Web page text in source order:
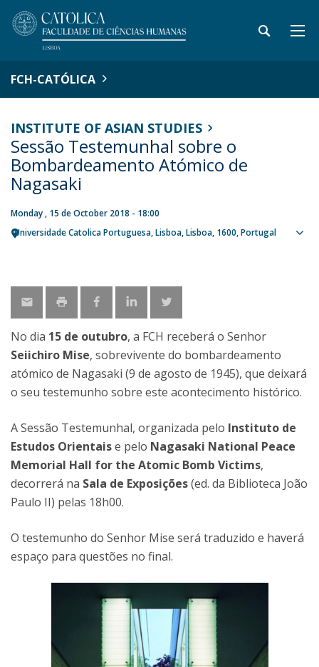
FCH-CATÓLICA
INSTITUTE OF ASIAN STUDIES
Sessão Testemunhal sobre o
Bombardeamento Atómico de
Nagasaki
Monday , 15 de October 2018 - 18:00
Universidade Catolica Portuguesa Lisboa Lisboa 1600 Portugal
No dia 15 de outubro, a FCH receberá o Senhor
Seiichiro Mise, sobrevivente do bombardeamento
atómico de Nagasaki (9 de agosto de 1945), que deixará
o seu testemunho sobre este acontecimento histórico.
A Sessão Testemunhal, organizada pelo Instituto de
Estudos Orientaise pelo Nagasaki National Peace
Memorial Hall for the Atomic Bomb Victims,
decorrerá na Sala de Exposições(ed. da Biblioteca João
Paulo II) pelas 18h00.
O testemunho do Senhor Mise será traduzido e haverá
espaço para questões no final.